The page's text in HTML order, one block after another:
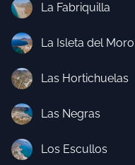
La Fabriquilla
La Isleta del Moro
Las Hortichuelas
Las Negras
Los Escullos